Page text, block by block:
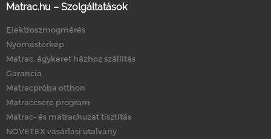
Matrac.hu – Szolgáltatások
Elektroszmogmérés
Nyomástérkép
Matrac, ágykeret házhoz szállítás
Garancia
Matracpróba otthon
Matraccsere program
Matrac- és matrachuzat tisztítás
NOVETEX vásárlási utalvány